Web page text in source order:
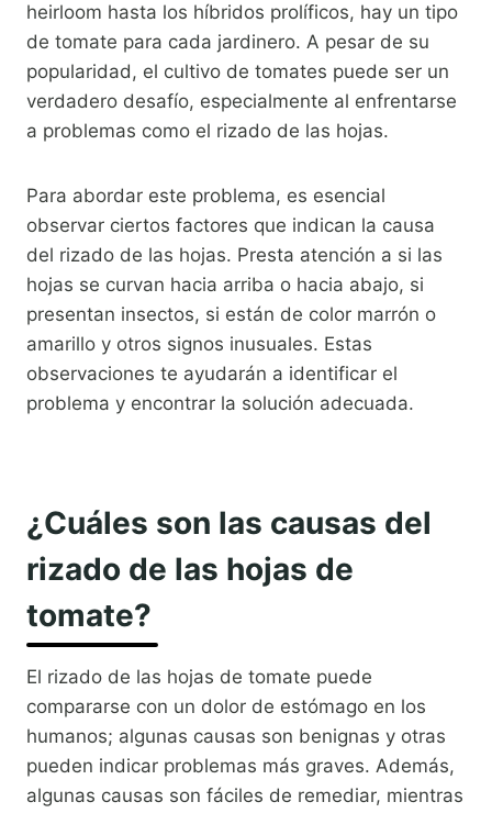
heirloom hasta los híbridos prolíficos, hay un tipo
de tomate para cada jardinero. A pesar de su
popularidad, el cultivo de tomates puede ser un
verdadero desafío, especialmente al enfrentarse
a problemas como el rizado de las hojas.
Para abordar este problema, es esencial
observar ciertos factores que indican la causa
del rizado de las hojas. Presta atención a si las
hojas se curvan hacia arriba o hacia abajo, si
presentan insectos, si están de color marrón o
amarillo y otros signos inusuales. Estas
observaciones te ayudarán a identificar el
problema y encontrar la solución adecuada.
¿Cuáles son las causas del
rizado de las hojas de
tomate?
El rizado de las hojas de tomate puede
compararse con un dolor de estómago en los
humanos; algunas causas son benignas y otras
pueden indicar problemas más graves. Además,
algunas causas son fáciles de remediar, mientras